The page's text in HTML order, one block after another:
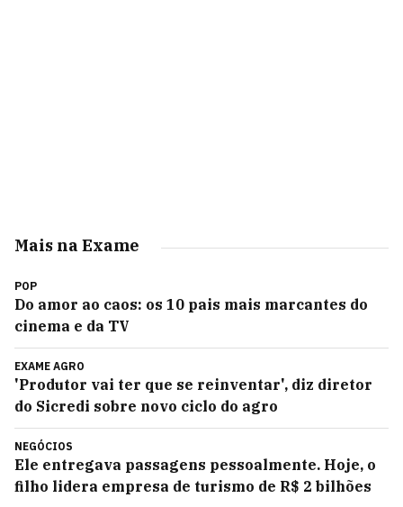
Mais na Exame
POP
Do amor ao caos: os 10 pais mais marcantes do
cinema e da TV
EXAME AGRO
'Produtor vai ter que se reinventar', diz diretor
do Sicredi sobre novo ciclo do agro
NEGÓCIOS
Ele entregava passagens pessoalmente. Hoje, o
filho lidera empresa de turismo de R$ 2 bilhões